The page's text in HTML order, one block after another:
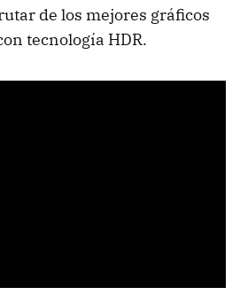
de los mejores gráficos
tecnología HDR.